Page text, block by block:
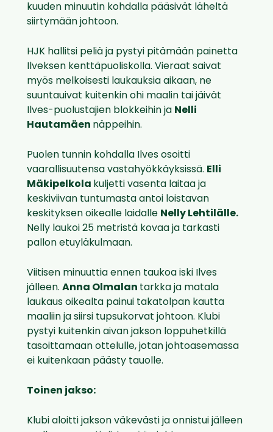
kuuden minuutin kohdalla pääsivät läheltä
siirtymään johtoon.
HJK hallitsi peliä ja pystyi pitämään painetta
Ilveksen kenttäpuoliskolla. Vieraat saivat
myös melkoisesti laukauksia aikaan, ne
suuntauivat kuitenkin ohi maalin tai jäivät
Ilves-puolustajien blokkeihin ja Nelli
Hautamäen näppeihin.
Puolen tunnin kohdalla Ilves osoitti
vaarallisuutensa vastahyökkäyksissä. Elli
Mäkipelkola kuljetti vasenta laitaa ja
keskiviivan tuntumasta antoi loistavan
keskityksen oikealle laidalle Nelly Lehtilälle.
Nelly laukoi 25 metristä kovaa ja tarkasti
pallon etuyläkulmaan.
Viitisen minuuttia ennen taukoa iski Ilves
jälleen. Anna Olmalan tarkka ja matala
laukaus oikealta painui takatolpan kautta
maaliin ja siirsi tupsukorvat johtoon. Klubi
pystyi kuitenkin aivan jakson loppuhetkillä
tasoittamaan ottelulle, jotan johtoasemassa
ei kuitenkaan päästy tauolle.
Toinen jakso:
Klubi aloitti jakson väkevästi ja onnistui jälleen